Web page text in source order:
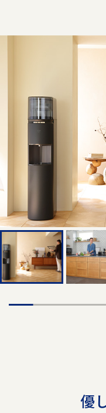
優